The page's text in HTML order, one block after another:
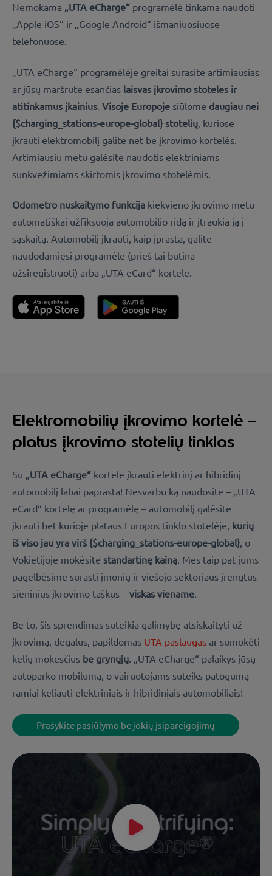
Nemokama „UTA eCharge“ programėlė tinkama naudoti
„Apple iOS“ ir „Google Android“ išmaniuosiuose
telefonuose.
„UTA eCharge“ programėlėje greitai surasite artimiausias
ar jūsų maršrute esančias laisvas įkrovimo stoteles ir
atitinkamus įkainius Visoje Europoje siūlome daugiau nei
{$charging_stations-europe-global} stotelių , kuriose
įkrauti elektromobilį galite net be įkrovimo kortelės.
Artimiausiu metu galėsite naudotis elektriniams
sunkvežimiams skirtomis įkrovimo stotelėmis.
Odometro nuskaitymo funkcija kiekvieno įkrovimo metu
automatiškai užfiksuoja automobilio ridą ir įtraukia ją į
sąskaitą. Automobilį įkrauti, kaip įprasta, galite
naudodamiesi programėle (prieš tai būtina
užsiregistruoti) arba „UTA eCard“ kortele.
Elektromobilių įkrovimo kortelė –
platus įkrovimo stotelių tinklas
Su „UTA eCharge“ kortele įkrauti elektrinį ar hibridinį
automobilį labai paprasta! Nesvarbu ką naudosite – „UTA
eCard“ kortelę ar programėlę – automobilį galėsite
įkrauti bet kurioje plataus Europos tinklo stotelėje, kurių
iš viso jau yra virš {$charging_stations-europe-global}, o
Vokietijoje mokėsite standartinę kainą. Mes taip pat jums
pagelbėsime surasti įmonių ir viešojo sektoriaus įrengtus
sieninius įkrovimo taškus – viskas viename.
Be to, šis sprendimas suteikia galimybę atsiskaityti už
įkrovimą, degalus, papildomas UTA paslaugas ar sumokėti
kelių mokesčius be grynųjų . „UTA eCharge“ palaikys jūsų
autoparko mobilumą, o vairuotojams suteiks patogumą
ramiai keliauti elektriniais ir hibridiniais automobiliais!
Prašykite pasiūlymo be jokių įsipareigojimų